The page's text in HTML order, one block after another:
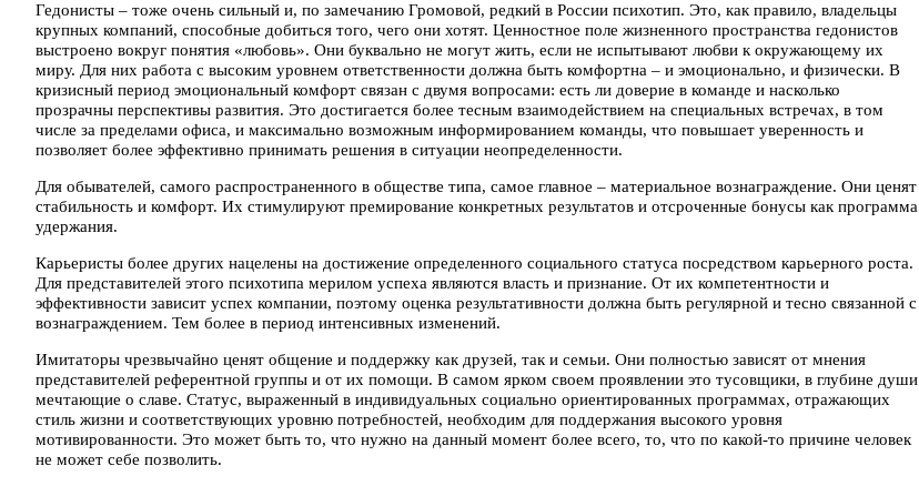
Гедонисты – тоже очень сильный и, по замечанию Громовой, редкий в России психотип. Это, как правило, владельцы
крупных компаний, способные добиться того, чего они хотят. Ценностное поле жизненного пространства гедонистов
выстроено вокруг понятия «любовь». Они буквально не могут жить, если не испытывают любви к окружающему их
миру. Для них работа с высоким уровнем ответственности должна быть комфортна – и эмоционально, и физически. В
кризисный период эмоциональный комфорт связан с двумя вопросами: есть ли доверие в команде и насколько
прозрачны перспективы развития. Это достигается более тесным взаимодействием на специальных встречах, в том
числе за пределами офиса, и максимально возможным информированием команды, что повышает уверенность и
позволяет более эффективно принимать решения в ситуации неопределенности.
Для обывателей, самого распространенного в обществе типа, самое главное – материальное вознаграждение. Они ценят
стабильность и комфорт. Их стимулируют премирование конкретных результатов и отсроченные бонусы как программа
удержания.
Карьеристы более других нацелены на достижение определенного социального статуса посредством карьерного роста.
Для представителей этого психотипа мерилом успеха являются власть и признание. От их компетентности и
эффективности зависит успех компании, поэтому оценка результативности должна быть регулярной и тесно связанной с
вознаграждением. Тем более в период интенсивных изменений.
Имитаторы чрезвычайно ценят общение и поддержку как друзей, так и семьи. Они полностью зависят от мнения
представителей референтной группы и от их помощи. В самом ярком своем проявлении это тусовщики, в глубине души
мечтающие о славе. Статус, выраженный в индивидуальных социально ориентированных программах, отражающих
стиль жизни и соответствующих уровню потребностей, необходим для поддержания высокого уровня
мотивированности. Это может быть то, что нужно на данный момент более всего, то, что по какой-то причине человек
не может себе позволить.